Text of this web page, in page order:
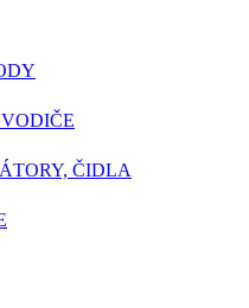
ČIDLA